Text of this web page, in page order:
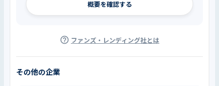
概要を確認する
ファンズ・レンディング社とは
その他の企業